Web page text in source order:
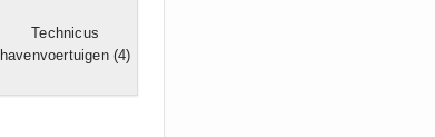
Technicus
havenvoertuigen(4)